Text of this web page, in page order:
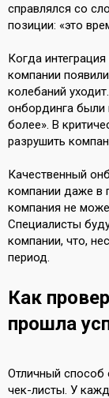
справлялся со
позиции: «это
Когда
компании
колебаний
онбординга были
более». В
разрушить
Качественный
компании даже в
компания не
Специалисты
компании, что,
период.
Как
прошла
Отличный способ
чек-листы. У